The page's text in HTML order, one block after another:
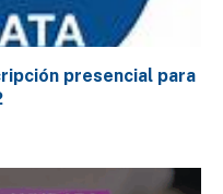
presencial para